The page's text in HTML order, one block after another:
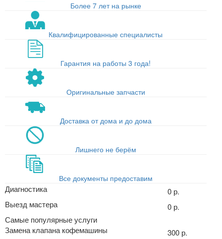
Более 7 лет на рынке
Квалифицированные специалисты
Гарантия на работы 3 года!
Оригинальные запчасти
Доставка от дома и до дома
Лишнего не берём
Все документы предоставим
Диагностика
0 р.
Выезд мастера
0 р.
Самые популярные услуги
Замена клапана кофемашины
300 р.